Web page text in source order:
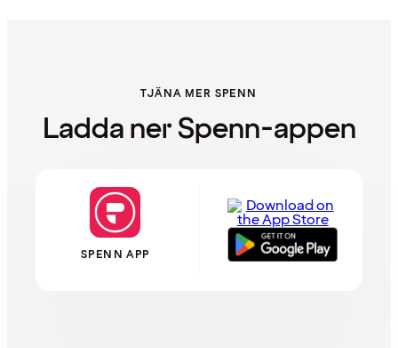
TJÄNA MER SPENN
Ladda ner Spenn-appen
SPENN APP